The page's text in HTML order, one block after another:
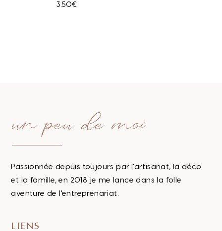
3.50€
un peu de moi
Passionnée depuis toujours par l'artisanat, la déco
et la famille, en 2018 je me lance dans la folle
aventure de l'entreprenariat.
LIENS